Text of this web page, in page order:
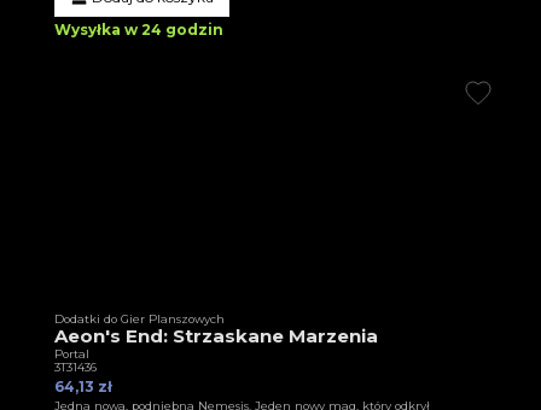
Wysyłka w 24 godzin
Dodatki do Gier Planszowych
Aeon's End: Strzaskane Marzenia
Portal
3T31436
64,13 zł
Jedna nowa, podniebna Nemesis. Jeden nowy mag, który odkrył